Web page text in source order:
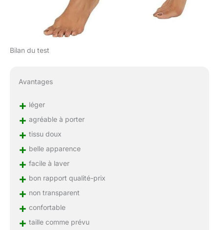
Bilan du test
Avantages
+ léger
+ agréable à porter
+ tissu doux
+ belle apparence
+ facile à laver
+ bon rapport qualité-prix
+ non transparent
+ confortable
+ taille comme prévu